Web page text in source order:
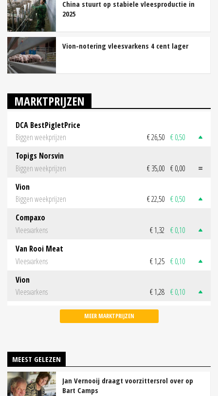
China stuurt op stabiele vleesproductie in
2025
Vion-notering vleesvarkens 4 cent lager
MARKTPRIJZEN
DCA BestPigletPrice
Biggen weekprijzen
€ 26,50 € 0,50
Topigs Norsvin
Biggen weekprijzen
€ 35,00 € 0,00
Vion
Biggen weekprijzen
€ 22,50 € 0,50
Compaxo
Vleesvarkens
€ 1,32 € 0,10
Van Rooi Meat
Vleesvarkens
€ 1,25 € 0,10
Vion
Vleesvarkens
€ 1,28 € 0,10
MEER MARKTPRIJZEN
MEEST GELEZEN
Jan Vernooij draagt voorzittersrol over op
Bart Camps